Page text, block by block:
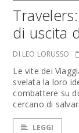
di uscita
DI LEO LORUSSO
Le vite dei
svelata la loro
combattere su
cercano di
LEGGI